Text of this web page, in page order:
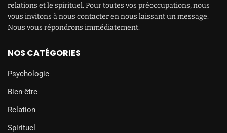
relations et le spirituel. Pour toutes vos préoccupations, nous
vous invitons à nous contacter en nous laissant un message.
Nous vous répondrons immédiatement.
NOS CATÉGORIES
Psychologie
Bien-être
Relation
Spirituel